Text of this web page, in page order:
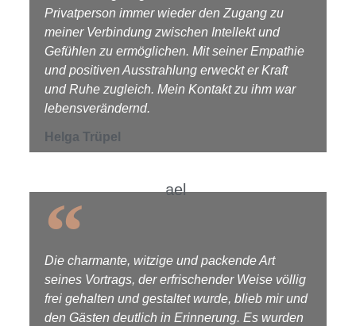
Privatperson immer wieder den Zugang zu
meiner Verbindung zwischen Intellekt und
Gefühlen zu ermöglichen. Mit seiner Empathie
und positiven Ausstrahlung erweckt er Kraft
und Ruhe zugleich. Mein Kontakt zu ihm war
lebensverändernd.
Helga Trüpel
Die charmante, witzige und packende Art
seines Vortrags, der erfrischender Weise völlig
frei gehalten und gestaltet wurde, blieb mir und
den Gästen deutlich in Erinnerung. Es wurden